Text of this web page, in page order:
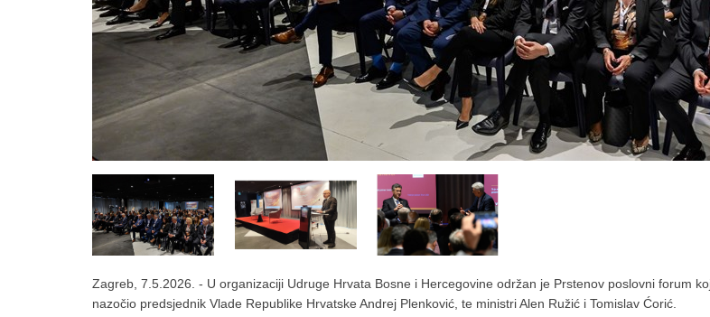
Zagreb, 7.5.2026. - U organizaciji Udruge Hrvata Bosne i Hercegovine održan je Prstenov poslovni forum
nazočio predsjednik Vlade Republike Hrvatske Andrej Plenković, te ministri Alen Ružić i Tomislav Ćorić.